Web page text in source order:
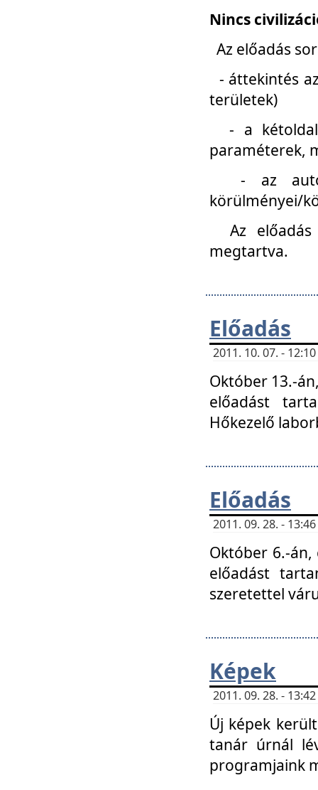
Nincs
Az előadás
- áttekintés
területek)
- a kétoldali
paraméterek,
- az
körülményei/
Az
megtartva.
Előadás
2011. 10. 07. -
Október 13.-
előadást
Hőkezelő
Előadás
2011. 09. 28. -
Október 6.-
előadást
szeretettel
Képek
2011. 09. 28. -
Új képek
tanár úrnál
programjaink